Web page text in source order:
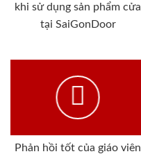
khi sử dụng sản phẩm cửa
tại SaiGonDoor
Phản hồi tốt của giáo viên